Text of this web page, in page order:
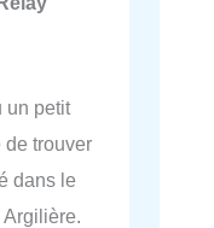
un petit
de trouver
dans le